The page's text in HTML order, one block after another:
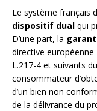
Le système français
dispositif dual qui
D’une part, la
directive
L.217-4 et suivants
consommateur
d’un bien non
de la délivrance du